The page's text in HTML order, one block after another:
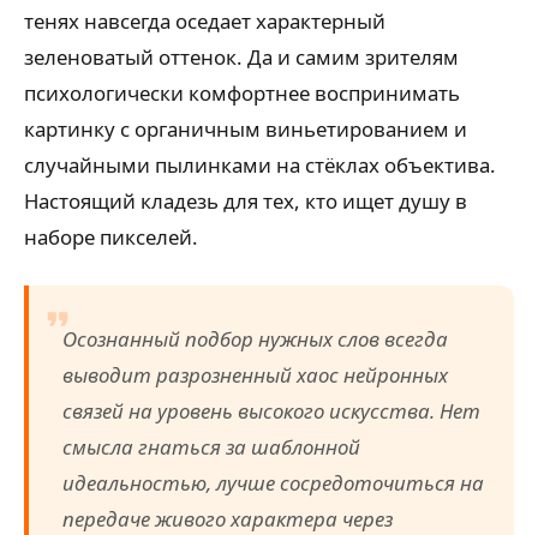
тенях навсегда оседает характерный
зеленоватый оттенок. Да и самим зрителям
психологически комфортнее воспринимать
картинку с органичным виньетированием и
случайными пылинками на стёклах объектива.
Настоящий кладезь для тех, кто ищет душу в
наборе пикселей.
Осознанный подбор нужных слов всегда
выводит разрозненный хаос нейронных
связей на уровень высокого искусства. Нет
смысла гнаться за шаблонной
идеальностью, лучше сосредоточиться на
передаче живого характера через